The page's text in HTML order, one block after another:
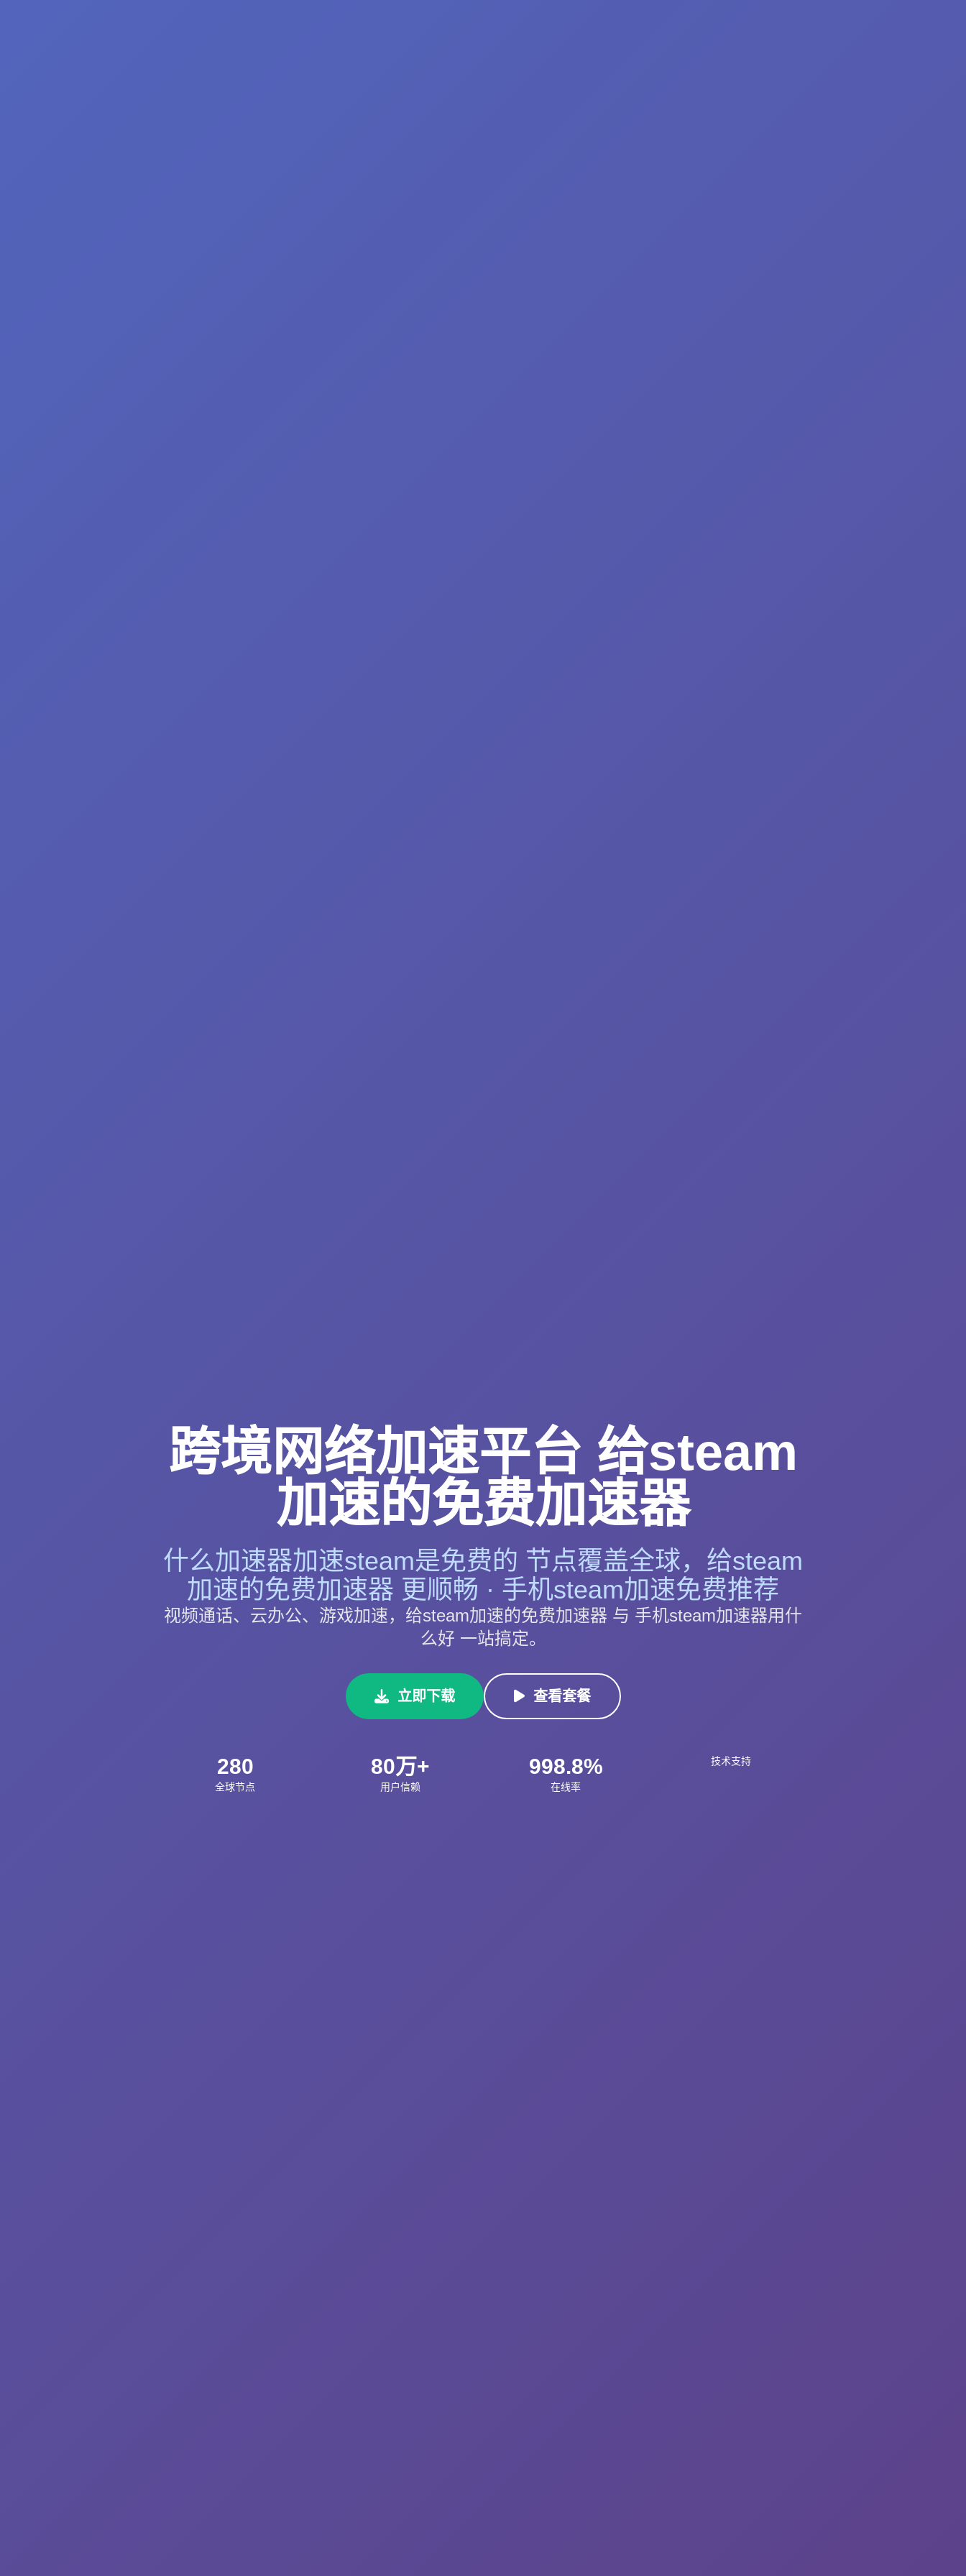
跨境网络加速平台 给steam
加速的免费加速器
什么加速器加速steam是免费的 节点覆盖全球，给steam
加速的免费加速器 更顺畅 · 手机steam加速免费推荐
视频通话、云办公、游戏加速，给steam加速的免费加速器 与 手机steam加速器用什
么好 一站搞定。
立即下载 查看套餐
280
全球节点
80万+
用户信赖
998.8%
在线率
技术支持